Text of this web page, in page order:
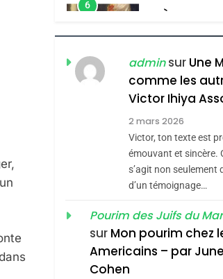
6
FIÈRE,
RÉSILIENTE :
JUDAÏTE
Zrihen-Dvir
ISRAÉL JUDAISME
CE QUI
MANQUE
Hadida
JUDAISME
Maroc :
De
De Tadla
Consacrés
Du Terroir
DAFINA MAROC
Oeil
adminsur Une
comme les
Victor Ihiya
2 mars 2026
Victor, ton texte est
émouvant et sincère.
s’agit non seulement
d’un témoignage…
Pourim des Juifs du
sur Mon pourim chez
Americains – par
Cohen